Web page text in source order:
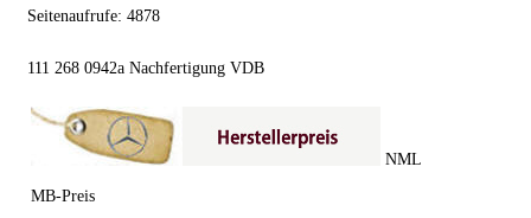
Seitenaufrufe: 4878
111 268 0942a Nachfertigung VDB
MB-Preis
NML